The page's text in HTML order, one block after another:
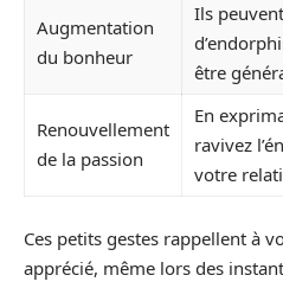
Augmentation
du bonheur
Ils
être
Renouvellement
de la passion
En
ravivez
votre
Ces petits gestes rappellent à
apprécié, même lors des